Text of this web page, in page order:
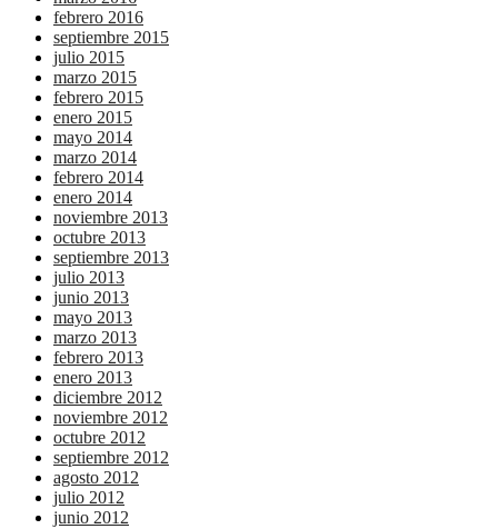
febrero 2016
septiembre 2015
julio 2015
marzo 2015
febrero 2015
enero 2015
mayo 2014
marzo 2014
febrero 2014
enero 2014
noviembre 2013
octubre 2013
septiembre 2013
julio 2013
junio 2013
mayo 2013
marzo 2013
febrero 2013
enero 2013
diciembre 2012
noviembre 2012
octubre 2012
septiembre 2012
agosto 2012
julio 2012
junio 2012